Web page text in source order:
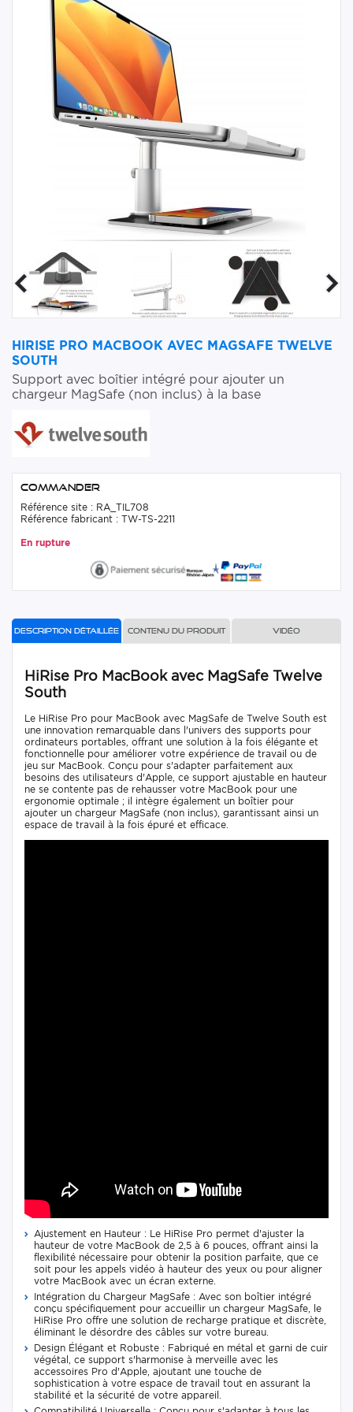
HIRISE PRO MACBOOK AVEC MAGSAFE TWELVE
SOUTH
Support avec boîtier intégré pour ajouter un
chargeur MagSafe (non inclus) à la base
Commander
Référence site : RA_TIL708
Référence fabricant : TW-TS-2211
En rupture
Description détaillée Contenu du produit Vidéo
HiRise Pro MacBook avec MagSafe Twelve
South
Le HiRise Pro pour MacBook avec MagSafe de Twelve South est
une innovation remarquable dans l'univers des supports pour
ordinateurs portables, offrant une solution à la fois élégante et
fonctionnelle pour améliorer votre expérience de travail ou de
jeu sur MacBook. Conçu pour s'adapter parfaitement aux
besoins des utilisateurs d'Apple, ce support ajustable en hauteur
ne se contente pas de rehausser votre MacBook pour une
ergonomie optimale ; il intègre également un boîtier pour
ajouter un chargeur MagSafe (non inclus), garantissant ainsi un
espace de travail à la fois épuré et efficace.
Ajustement en Hauteur : Le HiRise Pro permet d'ajuster la
hauteur de votre MacBook de 2,5 à 6 pouces, offrant ainsi la
flexibilité nécessaire pour obtenir la position parfaite, que ce
soit pour les appels vidéo à hauteur des yeux ou pour aligner
votre MacBook avec un écran externe.
Intégration du Chargeur MagSafe : Avec son boîtier intégré
conçu spécifiquement pour accueillir un chargeur MagSafe, le
HiRise Pro offre une solution de recharge pratique et discrète,
éliminant le désordre des câbles sur votre bureau.
Design Élégant et Robuste : Fabriqué en métal et garni de cuir
végétal, ce support s'harmonise à merveille avec les
accessoires Pro d'Apple, ajoutant une touche de
sophistication à votre espace de travail tout en assurant la
stabilité et la sécurité de votre appareil.